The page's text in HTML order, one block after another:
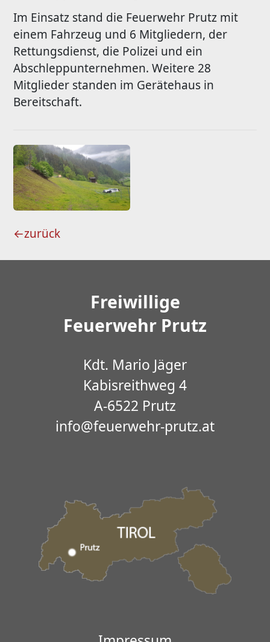
Im Einsatz stand die Feuerwehr Prutz mit
einem Fahrzeug und 6 Mitgliedern, der
Rettungsdienst, die Polizei und ein
Abschleppunternehmen. Weitere 28
Mitglieder standen im Gerätehaus in
Bereitschaft.
←zurück
Freiwillige
Feuerwehr Prutz
Kdt. Mario Jäger
Kabisreithweg 4
A-6522 Prutz
info@feuerwehr-prutz.at